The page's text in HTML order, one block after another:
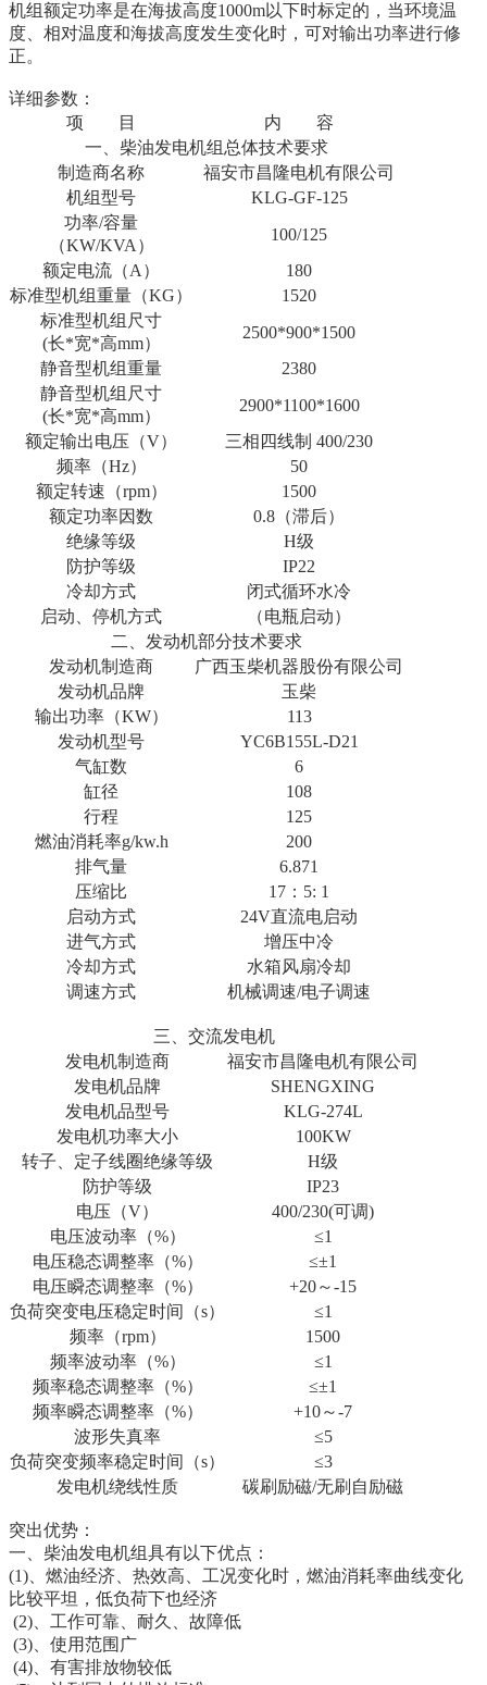
机组额定功率是在海拔高度1000m以下时标定的，当环境温
度、相对温度和海拔高度发生变化时，可对输出功率进行修
正。
详细参数：
项 目
内 容
一、柴油发电机组总体技术要求
制造商名称
福安市昌隆电机有限公司
机组型号
KLG-GF-125
功率/容量
（KW/KVA）
100/125
额定电流（A）
180
标准型机组重量（KG）
1520
标准型机组尺寸
(长*宽*高mm）
2500*900*1500
静音型机组重量
2380
静音型机组尺寸
(长*宽*高mm）
2900*1100*1600
额定输出电压（V）
三相四线制 400/230
频率（Hz）
50
额定转速（rpm）
1500
额定功率因数
0.8（滞后）
绝缘等级
H级
防护等级
IP22
冷却方式
闭式循环水冷
启动、停机方式
（电瓶启动）
二、发动机部分技术要求
发动机制造商
广西玉柴机器股份有限公司
发动机品牌
玉柴
输出功率（KW）
113
发动机型号
YC6B155L-D21
气缸数
6
缸径
108
行程
125
燃油消耗率g/kw.h
200
排气量
6.871
压缩比
17：5: 1
启动方式
24V直流电启动
进气方式
增压中冷
冷却方式
水箱风扇冷却
调速方式
机械调速/电子调速
三、交流发电机
发电机制造商
福安市昌隆电机有限公司
发电机品牌
SHENGXING
发电机品型号
KLG-274L
发电机功率大小
100KW
转子、定子线圈绝缘等级
H级
防护等级
IP23
电压（V）
400/230(可调)
电压波动率（%）
≤1
电压稳态调整率（%）
≤±1
电压瞬态调整率（%）
+20～-15
负荷突变电压稳定时间（s）
≤1
频率（rpm）
1500
频率波动率（%）
≤1
频率稳态调整率（%）
≤±1
频率瞬态调整率（%）
+10～-7
波形失真率
≤5
负荷突变频率稳定时间（s）
≤3
发电机绕线性质
碳刷励磁/无刷自励磁
突出优势：
一、柴油发电机组具有以下优点：
(1)、燃油经济、热效高、工况变化时，燃油消耗率曲线变化
比较平坦，低负荷下也经济
(2)、工作可靠、耐久、故障低
(3)、使用范围广
(4)、有害排放物较低